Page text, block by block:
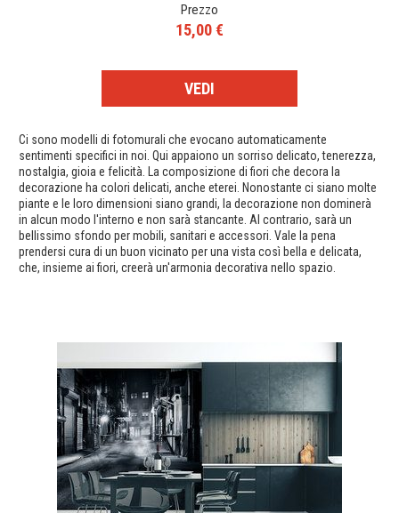
Prezzo
15,00 €
VEDI
Ci sono modelli di fotomurali che evocano automaticamente
sentimenti specifici in noi. Qui appaiono un sorriso delicato, tenerezza,
nostalgia, gioia e felicità. La composizione di fiori che decora la
decorazione ha colori delicati, anche eterei. Nonostante ci siano molte
piante e le loro dimensioni siano grandi, la decorazione non dominerà
in alcun modo l'interno e non sarà stancante. Al contrario, sarà un
bellissimo sfondo per mobili, sanitari e accessori. Vale la pena
prendersi cura di un buon vicinato per una vista così bella e delicata,
che, insieme ai fiori, creerà un'armonia decorativa nello spazio.